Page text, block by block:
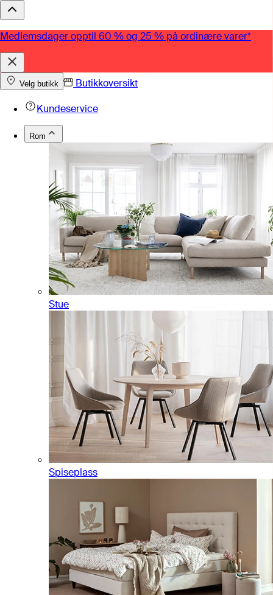
Medlemsdager opptil 60 % og 25 % på ordinære varer*
Velg butikk
Butikkoversikt
Kundeservice
Rom
Stue
Spiseplass